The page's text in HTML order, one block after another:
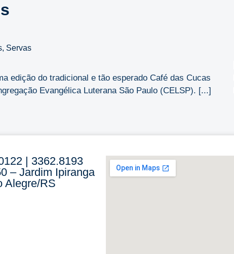
, Servas
edição do tradicional e tão esperado Café das Cucas
Evangélica Luterana São Paulo (CELSP). [...]
| 3362.8193
– Jardim Ipiranga
Alegre/RS